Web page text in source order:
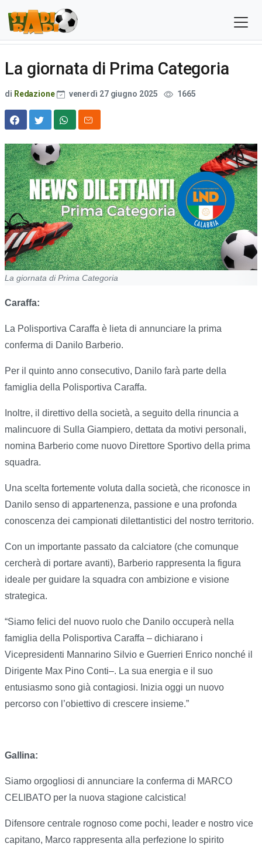
La giornata di Prima Categoria
di Redazione venerdì 27 giugno 2025 1665
La giornata di Prima Categoria
Caraffa:
La Polisportiva Caraffa è lieta di annunciare la prima
conferma di Danilo Barberio.
Per il quinto anno consecutivo, Danilo farà parte della
famiglia della Polisportiva Caraffa.
Inoltre, il direttivo della società, a seguito della rinuncia a
malincuore di Sulla Giampiero, dettata da motivi personali,
nomina Barberio come nuovo Direttore Sportivo della prima
squadra.
Una scelta fortemente voluta dalla società, che riconosce in
Danilo senso di appartenenza, passione e una profonda
conoscenza dei campionati dilettantistici del nostro territorio.
Con un importante passato da calciatore (che comunque
cercherà di portare avanti), Barberio rappresenta la figura
ideale per guidare la squadra con ambizione e visione
strategica.
“Siamo felici del nuovo ruolo che Danilo occuperà nella
famiglia della Polisportiva Caraffa – dichiarano i
Vicepresidenti Mannarino Silvio e Guerrieri Enrico nonché il
Dirigente Max Pino Conti–. La sua energia e il suo
entusiasmo sono già contagiosi. Inizia oggi un nuovo
percorso con l’obiettivo di crescere insieme.”
Gallina:
Siamo orgogliosi di annunciare la conferma di MARCO
CELIBATO per la nuova stagione calcistica!
Difensore centrale rognoso come pochi, leader e nostro vice
capitano, Marco rappresenta alla perfezione lo spirito